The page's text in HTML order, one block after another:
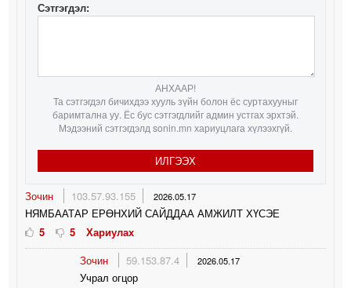
Сэтгэгдэл:
АНХААР!
Та сэтгэгдэл бичихдээ хууль зүйн болон ёс суртахууныг
баримтална уу. Ёс бус сэтгэгдлийг админ устгах эрхтэй.
Мэдээний сэтгэгдэлд sonin.mn хариуцлага хүлээхгүй.
ИЛГЭЭХ
Зочин 103.57.93.155 2026.05.17
НЯМБААТАР ЕРӨНХИЙ САЙДДАА АМЖИЛТ ХҮСЭЕ
5
5
Хариулах
Зочин
59.153.87.4 2026.05.17
Учрал огцор